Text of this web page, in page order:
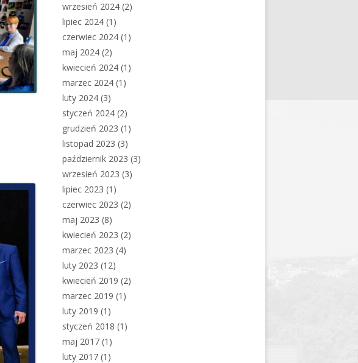
wrzesień 2024 (2)
lipiec 2024 (1)
czerwiec 2024 (1)
maj 2024 (2)
kwiecień 2024 (1)
marzec 2024 (1)
luty 2024 (3)
styczeń 2024 (2)
grudzień 2023 (1)
listopad 2023 (3)
październik 2023 (3)
wrzesień 2023 (3)
lipiec 2023 (1)
czerwiec 2023 (2)
maj 2023 (8)
kwiecień 2023 (2)
marzec 2023 (4)
luty 2023 (12)
kwiecień 2019 (2)
marzec 2019 (1)
luty 2019 (1)
styczeń 2018 (1)
maj 2017 (1)
luty 2017 (1)